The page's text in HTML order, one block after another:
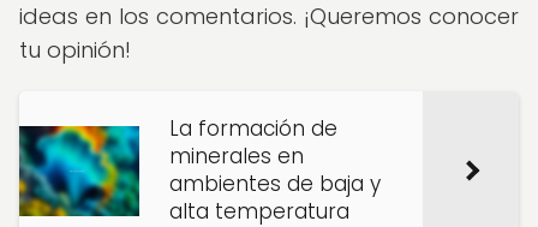
ideas en los comentarios. ¡Queremos conocer
tu opinión!
La formación de
minerales en
ambientes de baja y
alta temperatura